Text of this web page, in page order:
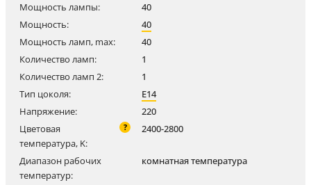
Мощность лампы:
40
Мощность:
40
Мощность ламп, max:
40
Количество ламп:
1
Количество ламп 2:
1
Тип цоколя:
E14
Напряжение:
220
Цветовая
температура, K:
? 2400-2800
Диапазон рабочих
температур:
комнатная температура